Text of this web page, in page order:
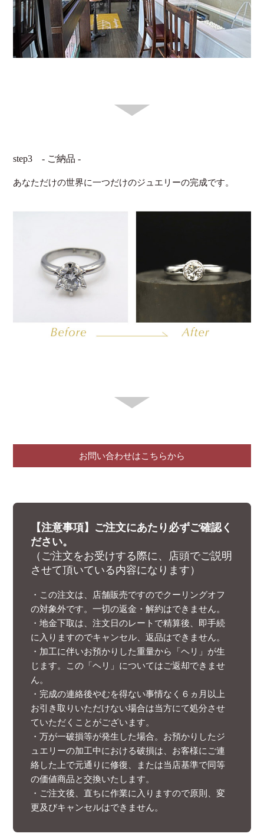
step3 - ご納品 -
あなただけの世界に一つだけのジュエリーの完成です。
お問い合わせはこちらから
【注意事項】ご注文にあたり必ずご確認く
ださい。
（ご注文をお受けする際に、店頭でご説明
させて頂いている内容になります）
・この注文は、店舗販売ですのでクーリングオフ
の対象外です。一切の返金・解約はできません。
・地金下取は、注文日のレートで精算後、即手続
に入りますのでキャンセル、返品はできません。
・加工に伴いお預かりした重量から「ヘリ」が生
じます。この「ヘリ」についてはご返却できませ
ん。
・完成の連絡後やむを得ない事情なく６ヵ月以上
お引き取りいただけない場合は当方にて処分させ
ていただくことがございます。
・万が一破損等が発生した場合。お預かりしたジ
ュエリーの加工中における破損は、お客様にご連
絡した上で元通りに修復、または当店基準で同等
の価値商品と交換いたします。
・ご注文後、直ちに作業に入りますので原則、変
更及びキャンセルはできません。